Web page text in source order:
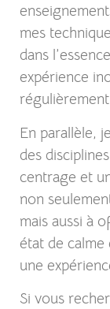
mes
dans
expérience
En parallèle,
des
centrage et
non
mais aussi à
état de
une
Si vous